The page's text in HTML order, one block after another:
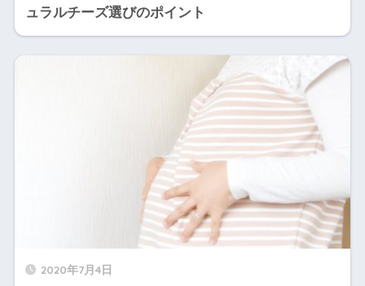
ュラルチーズ選びのポイント
2020年7月4日